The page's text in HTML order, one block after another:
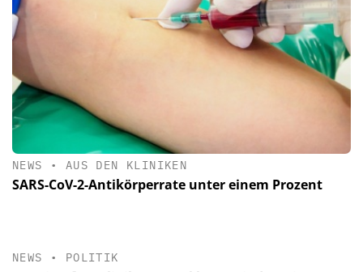
NEWS • AUS DEN KLINIKEN
SARS-CoV-2-Antikörperrate unter einem Prozent
NEWS • POLITIK